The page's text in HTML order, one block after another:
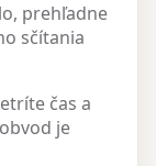
prehľadne
sčítania
čas a
je